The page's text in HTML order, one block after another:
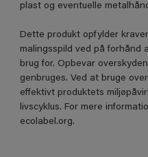
plast og eventuelle
Dette produkt opfylder
malingsspild ved på forhånd
brug for. Opbevar
genbruges. Ved at bruge
effektivt produktets
livscyklus. For mere
ecolabel.org.